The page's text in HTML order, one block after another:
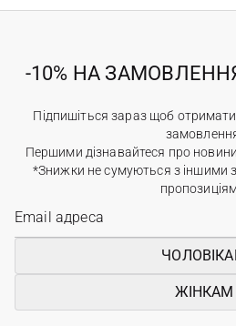
-10% НА
Підпишіться зараз щоб
Першими дізнавайтеся про
*Знижки не сумуються з іншими
ЖІНКАМ